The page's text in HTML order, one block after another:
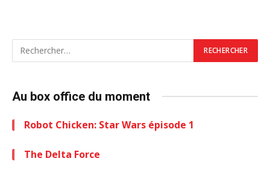
Au box office du moment
Robot Chicken: Star Wars épisode 1
The Delta Force